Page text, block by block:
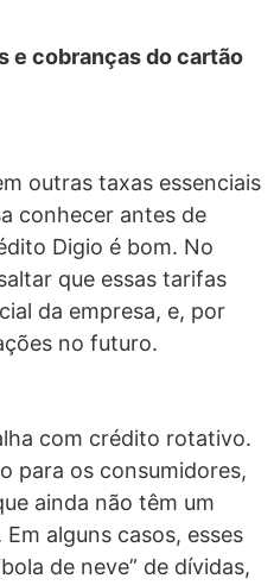
e cobranças do cartão
outras taxas essenciais
conhecer antes de
Digio é bom. No
que essas tarifas
da empresa, e, por
no futuro.
com crédito rotativo.
para os consumidores,
ainda não têm um
alguns casos, esses
de neve” de dívidas,